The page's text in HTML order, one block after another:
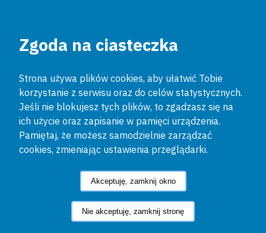
Zgoda na ciasteczka
Strona używa plików cookies, aby ułatwić Tobie
korzystanie z serwisu oraz do celów statystycznych.
Jeśli nie blokujesz tych plików, to zgadzasz się na
ich użycie oraz zapisanie w pamięci urządzenia.
Pamiętaj, że możesz samodzielnie zarządzać
cookies, zmieniając ustawienia przeglądarki.
Akceptuję, zamknij okno
Nie akceptuję, zamknij stronę